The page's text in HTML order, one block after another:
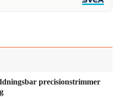
precisionstrimmer